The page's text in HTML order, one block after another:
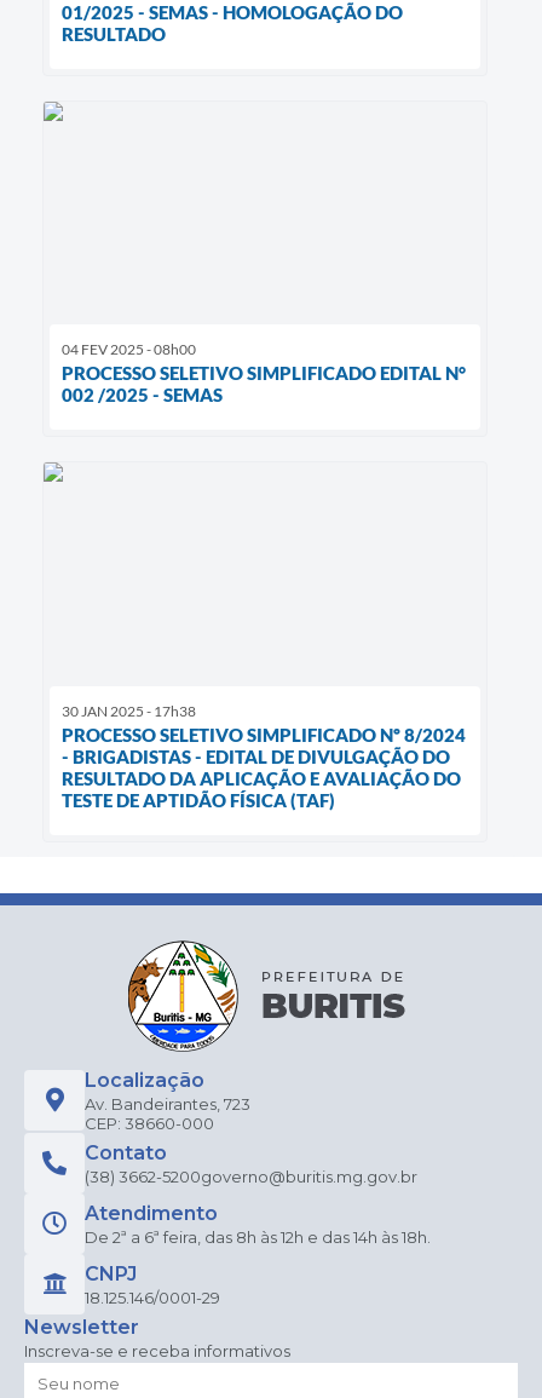
01/2025 - SEMAS - HOMOLOGAÇÃO DO
RESULTADO
04 FEV 2025 - 08h00
PROCESSO SELETIVO SIMPLIFICADO EDITAL N°
002 /2025 - SEMAS
30 JAN 2025 - 17h38
PROCESSO SELETIVO SIMPLIFICADO Nº 8/2024
- BRIGADISTAS - EDITAL DE DIVULGAÇÃO DO
RESULTADO DA APLICAÇÃO E AVALIAÇÃO DO
TESTE DE APTIDÃO FÍSICA (TAF)
Localização
Av. Bandeirantes, 723
CEP: 38660-000
Contato
(38) 3662-5200governo@buritis.mg.gov.br
Atendimento
De 2ª a 6ª feira, das 8h às 12h e das 14h às 18h.
CNPJ
18.125.146/0001-29
Newsletter
Inscreva-se e receba informativos